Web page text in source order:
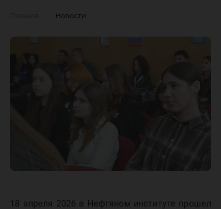
Новости
18 апреля 2026 в Нефтяном институте прошел